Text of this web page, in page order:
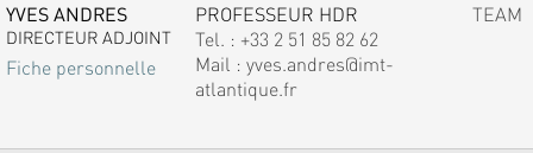
YVES ANDRES
DIRECTEUR ADJOINT
Fiche personnelle
PROFESSEUR HDR
Tel. : +33 2 51 85 82 62
Mail : yves.andres@imt-
atlantique.fr
TEAM